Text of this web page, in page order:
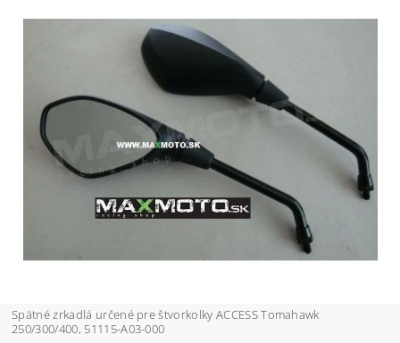
Spätné zrkadlá určené pre štvorkolky ACCESS Tomahawk
250/300/400, 51115-A03-000